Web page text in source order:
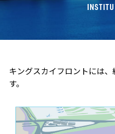
キングスカイフロントには
す。